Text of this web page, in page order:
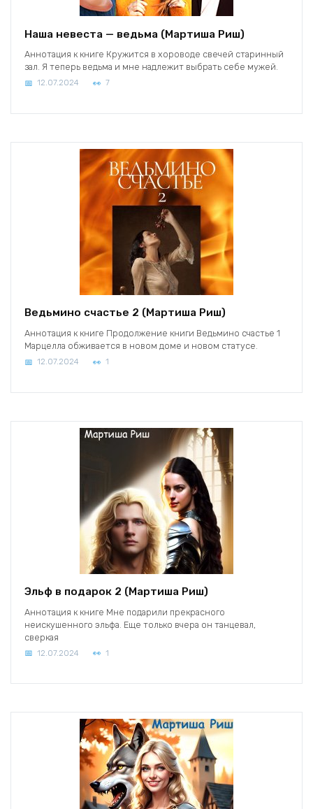
Наша невеста — ведьма (Мартиша Риш)
Аннотация к книге Кружится в хороводе свечей старинный
зал. Я теперь ведьма и мне надлежит выбрать себе мужей.
12.07.2024 7
Ведьмино счастье 2 (Мартиша Риш)
Аннотация к книге Продолжение книги Ведьмино счастье 1
Марцелла обживается в новом доме и новом статусе.
12.07.2024 1
Эльф в подарок 2 (Мартиша Риш)
Аннотация к книге Мне подарили прекрасного
неискушенного эльфа. Еще только вчера он танцевал,
сверкая
12.07.2024 1